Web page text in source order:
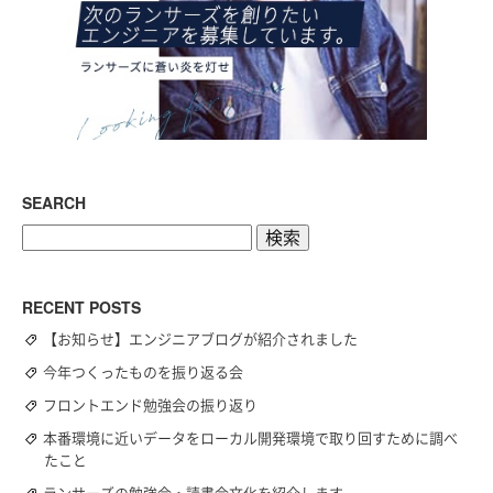
SEARCH
RECENT POSTS
【お知らせ】エンジニアブログが紹介されました
今年つくったものを振り返る会
フロントエンド勉強会の振り返り
本番環境に近いデータをローカル開発環境で取り回すために調べ
たこと